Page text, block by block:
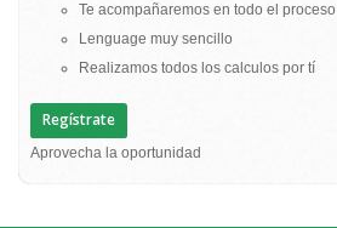
Te acompañaremos en todo el proceso
Lenguage muy sencillo
Realizamos todos los calculos por tí
Regístrate
Aprovecha la oportunidad